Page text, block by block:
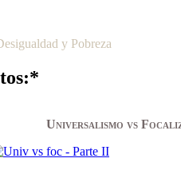
y Pobreza
Universalismo vs